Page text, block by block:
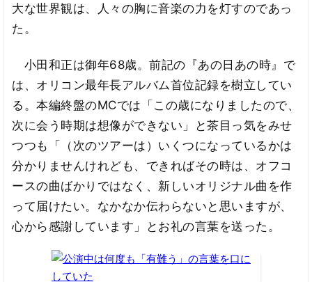
大な世界観は、人々の胸に音楽の力を灯すのであっ
た。
小田和正は御年68歳。前記の『あの日あの時』で
は、オリコン最年長アルバム首位記録を樹立してい
る。本編終盤のMCでは「この歳になりましたので、
次に会う時期は想像ができない」と茶目っ気をみせ
つつも「（次のツアーは）いくつになっているかは
分かりませんけれども、できればその時は、オフコ
ースの曲ばかりではなく、新しいオリジナル曲を作
って届けたい。なかなか伝わらないと思いますが、
心から感謝しています」とお礼の言葉を送った。